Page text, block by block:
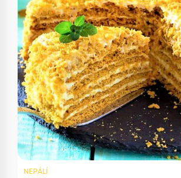
NEPÁLÍ